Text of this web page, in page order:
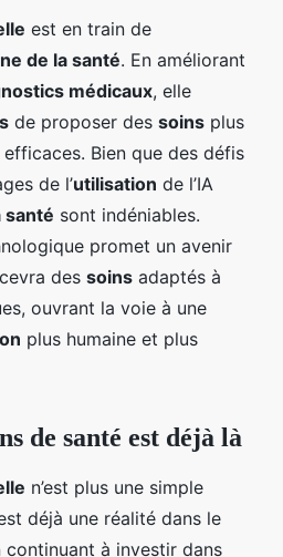
est en train de
de la santé. En améliorant
médicaux, elle
de proposer des soins plus
Bien que des défis
de l’utilisation de l’IA
santé sont indéniables.
promet un avenir
des soins adaptés à
ouvrant la voie à une
plus humaine et plus
de santé est déjà là
n’est plus une simple
déjà une réalité dans le
continuant à investir dans